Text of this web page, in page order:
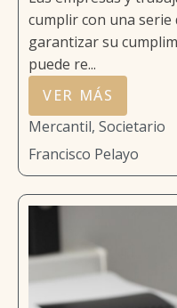
cumplir con una serie
garantizar su
puede re...
VER MÁS
Mercantil, Societario
Francisco Pelayo